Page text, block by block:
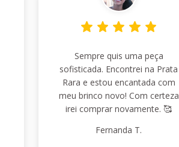
Sempre quis uma peça
sofisticada. Encontrei na Prata
Rara e estou encantada com
meu brinco novo! Com certeza
irei comprar novamente. 🥰
Fernanda T.